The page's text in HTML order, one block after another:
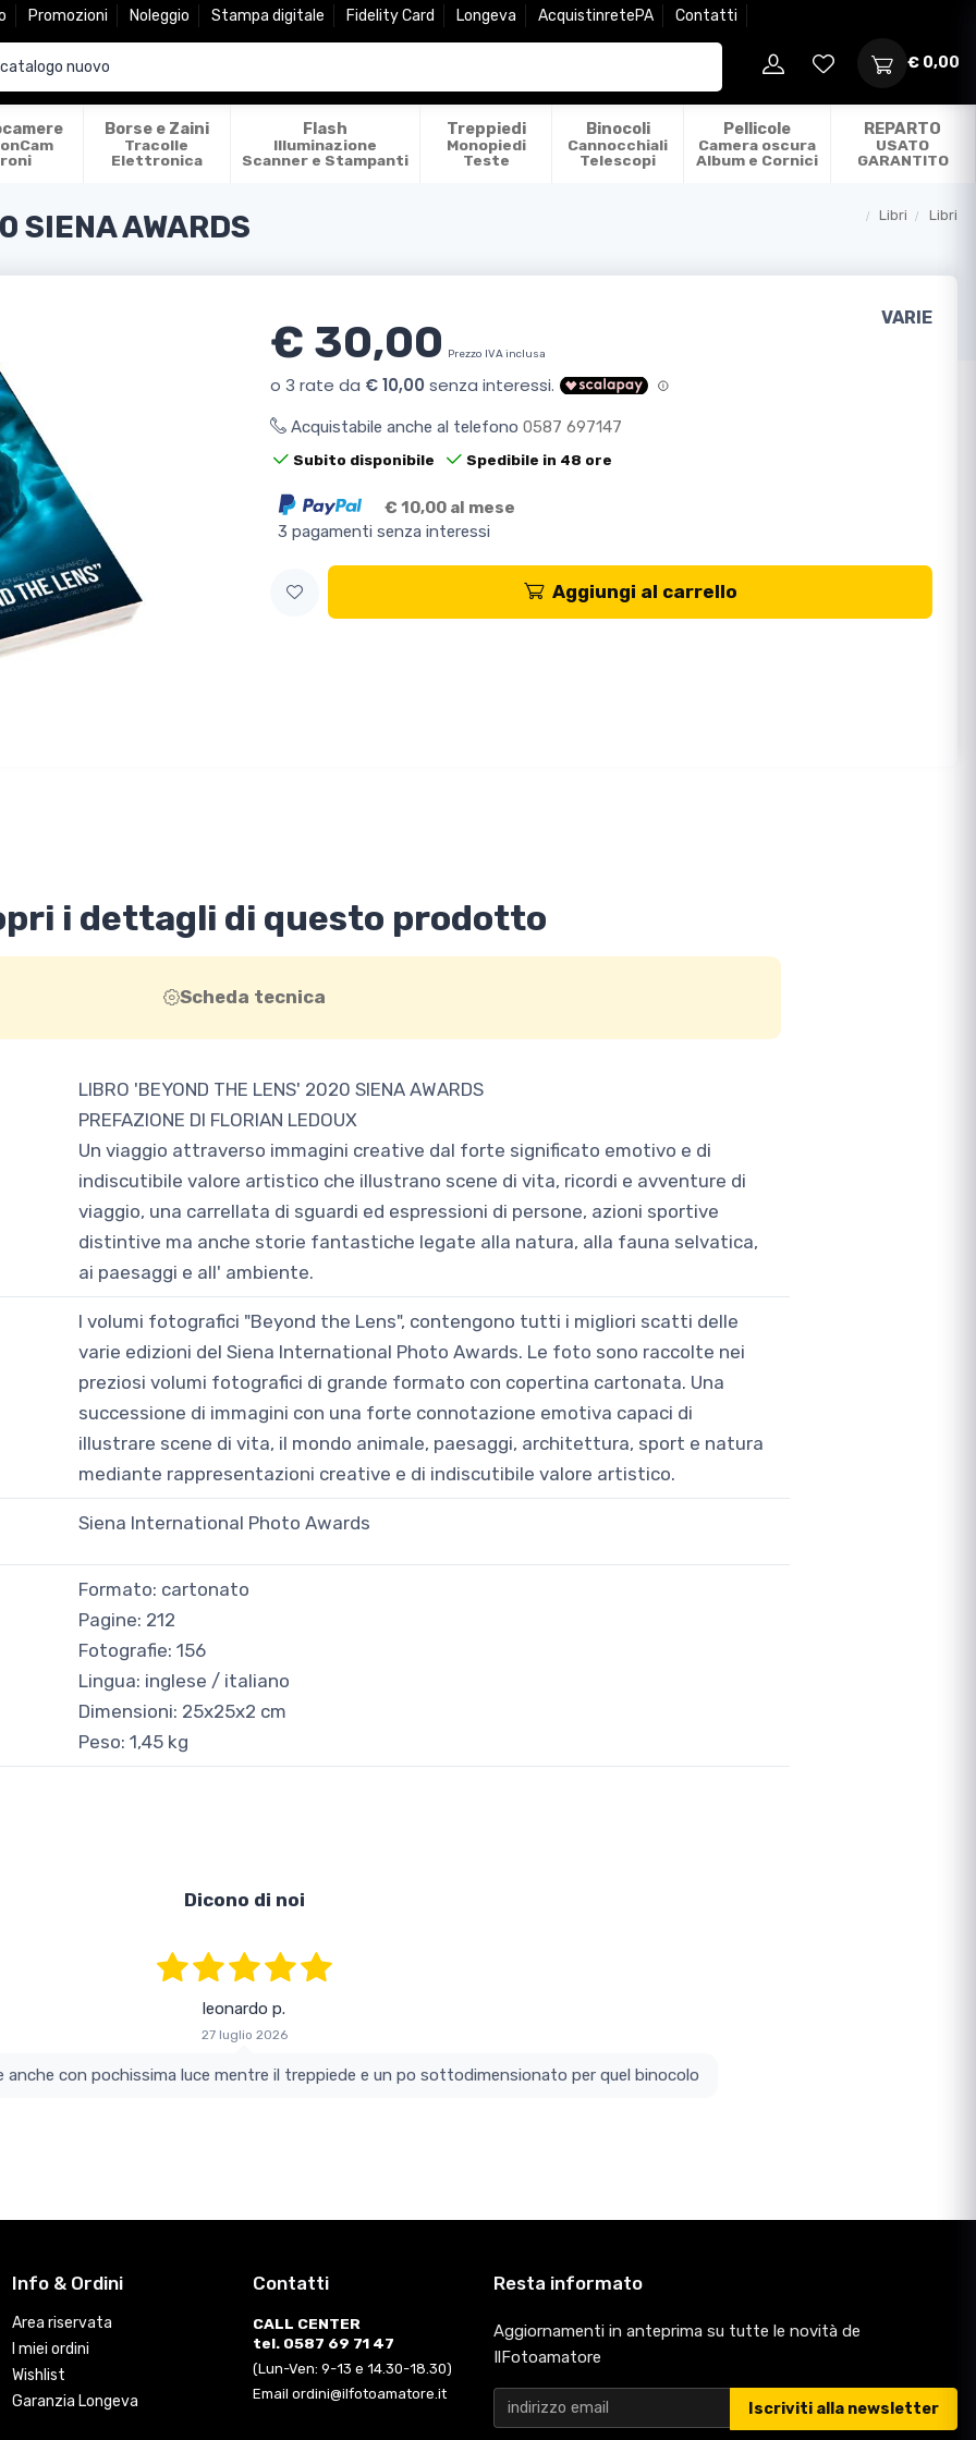
Promozioni Noleggio Stampa digitale Fidelity Card Longeva AcquistinretePA Contatti
€ 0,00
Borse e Zaini
Tracolle
Elettronica
Flash
Illuminazione
Scanner e Stampanti
Treppiedi
Monopiedi
Teste
Binocoli
Cannocchiali
Telescopi
Pellicole
Camera oscura
Album e Cornici
REPARTO
USATO
GARANTITO
Libri Libri
SIENA AWARDS
VARIE
€ 30,00 Prezzo IVA inclusa
Acquistabile anche al telefono 0587 697147
Subito disponibile Spedibile in 48 ore
€ 10,00 al mese
3 pagamenti senza interessi
Aggiungi al carrello
i dettagli di questo prodotto
Scheda tecnica
LIBRO 'BEYOND THE LENS' 2020 SIENA AWARDS
PREFAZIONE DI FLORIAN LEDOUX
Un viaggio attraverso immagini creative dal forte significato emotivo e di
indiscutibile valore artistico che illustrano scene di vita, ricordi e avventure di
viaggio, una carrellata di sguardi ed espressioni di persone, azioni sportive
distintive ma anche storie fantastiche legate alla natura, alla fauna selvatica,
ai paesaggi e all' ambiente.
I volumi fotografici "Beyond the Lens", contengono tutti i migliori scatti delle
varie edizioni del Siena International Photo Awards. Le foto sono raccolte nei
preziosi volumi fotografici di grande formato con copertina cartonata. Una
successione di immagini con una forte connotazione emotiva capaci di
illustrare scene di vita, il mondo animale, paesaggi, architettura, sport e natura
mediante rappresentazioni creative e di indiscutibile valore artistico.
Siena International Photo Awards
Formato: cartonato
Pagine: 212
Fotografie: 156
Lingua: inglese / italiano
Dimensioni: 25x25x2 cm
Peso: 1,45 kg
Dicono di noi
leonardo p.
27 luglio 2026
e perfetto si vede anche con pochissima luce mentre il treppiede e un po sottodimensionato per quel binocolo
Info & Ordini
Area riservata
I miei ordini
Wishlist
Garanzia Longeva
Contatti
CALL CENTER
tel. 0587 69 71 47
(Lun-Ven: 9-13 e 14.30-18.30)
Email ordini@ilfotoamatore.it
Resta informato
Aggiornamenti in anteprima su tutte le novità de
IlFotoamatore
Iscriviti alla newsletter